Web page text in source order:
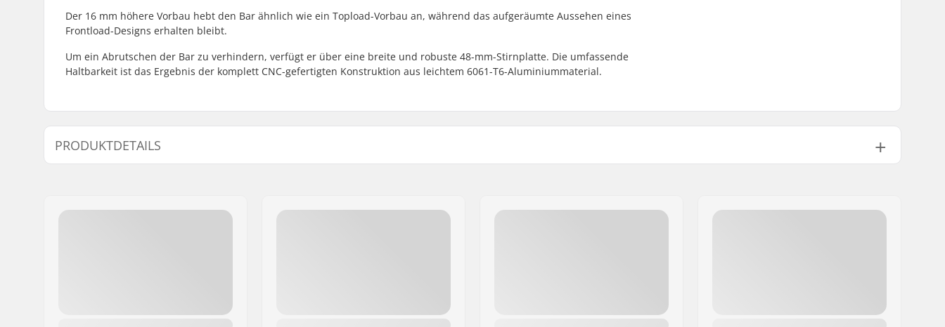
Der 16 mm höhere Vorbau hebt den Bar ähnlich wie ein Topload-Vorbau an, während das aufgeräumte Aussehen eines
Frontload-Designs erhalten bleibt.
Um ein Abrutschen der Bar zu verhindern, verfügt er über eine breite und robuste 48-mm-Stirnplatte. Die umfassende
Haltbarkeit ist das Ergebnis der komplett CNC-gefertigten Konstruktion aus leichtem 6061-T6-Aluminiummaterial.
PRODUKTDETAILS